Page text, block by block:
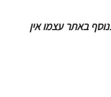
באתר עצמו אין